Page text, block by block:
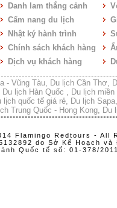
Danh lam thắng cảnh
Cẩm nang du lịch
Nhật ký hành trình
Chính sách khách hàng
Dịch vụ khách hàng
- Vũng Tàu Du lịch Cần Thơ
Du lịch Hàn Quốc
Du lịch miền
lịch quốc tế giá rẻ Du lịch Sapa
Trung Quốc - Hong Kong Du
Flamingo Redtours - All
do Sở Kế Hoạch
Quốc tế số: 01-378/